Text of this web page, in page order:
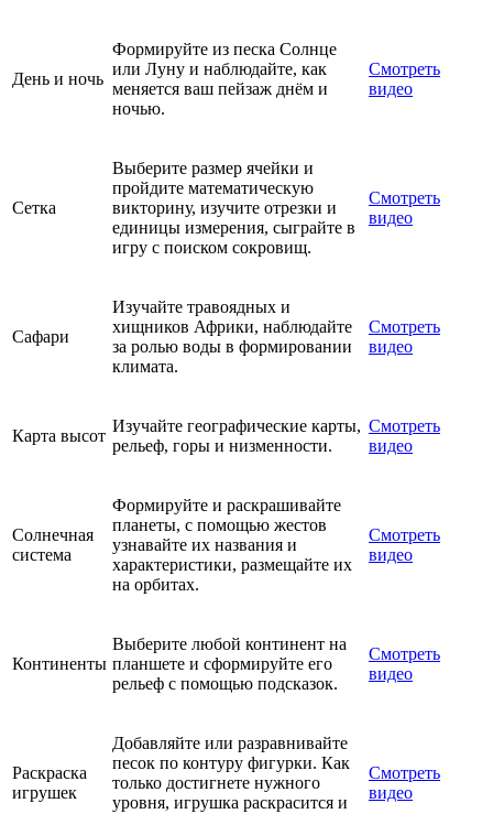
День и ночь
Формируйте из песка Солнце
или Луну и наблюдайте, как
меняется ваш пейзаж днём и
ночью.
Смотреть
видео
Сетка
Выберите размер ячейки и
пройдите математическую
викторину, изучите отрезки и
единицы измерения, сыграйте в
игру с поиском сокровищ.
Смотреть
видео
Сафари
Изучайте травоядных и
хищников Африки, наблюдайте
за ролью воды в формировании
климата.
Смотреть
видео
Карта высот
Изучайте географические карты,
рельеф, горы и низменности.
Смотреть
видео
Солнечная
система
Формируйте и раскрашивайте
планеты, с помощью жестов
узнавайте их названия и
характеристики, размещайте их
на орбитах.
Смотреть
видео
Континенты
Выберите любой континент на
планшете и сформируйте его
рельеф с помощью подсказок.
Смотреть
видео
Раскраска
игрушек
Добавляйте или разравнивайте
песок по контуру фигурки. Как
только достигнете нужного
уровня, игрушка раскрасится и
Смотреть
видео